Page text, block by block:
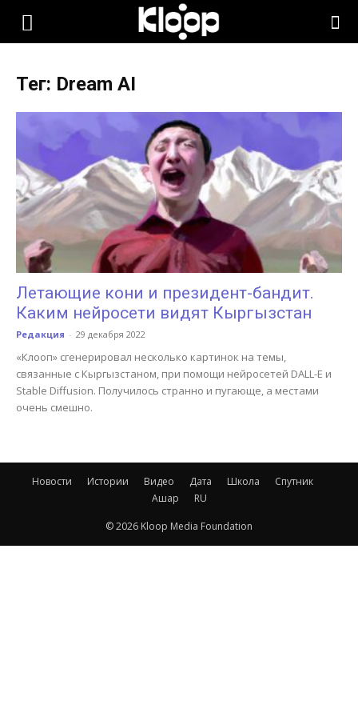
KLOOP.KG
Новости
Кыргызстана
Тег: Dream AI
Летающие кони и президент-бандит.
Каким нейросети видят Кыргызстан
Редакция - 29 декабря 2022
«Клооп» сгенерировал несколько картинок на темы,
связанные с Кыргызстаном, при помощи нейросетей DALL-E и
Stable Diffusion. Получилось странно и пугающе, а местами
очень смешно.
Новости Истории Видео Дата Школа
Спутник
Ашар
RU
© 2026 Kloop Media Foundation